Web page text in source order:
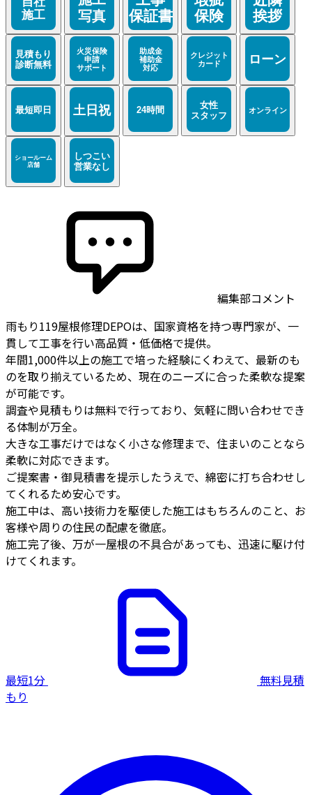
編集部コメント
雨もり119屋根修理DEPOは、国家資格を持つ専門家が、一
貫して工事を行い高品質・低価格で提供。
年間1,000件以上の施工で培った経験にくわえて、最新のも
のを取り揃えているため、現在のニーズに合った柔軟な提案
が可能です。
調査や見積もりは無料で行っており、気軽に問い合わせでき
る体制が万全。
大きな工事だけではなく小さな修理まで、住まいのことなら
柔軟に対応できます。
ご提案書・御見積書を提示したうえで、綿密に打ち合わせし
てくれるため安心です。
施工中は、高い技術力を駆使した施工はもちろんのこと、お
客様や周りの住民の配慮を徹底。
施工完了後、万が一屋根の不具合があっても、迅速に駆け付
けてくれます。
最短1分
無料見積
もり